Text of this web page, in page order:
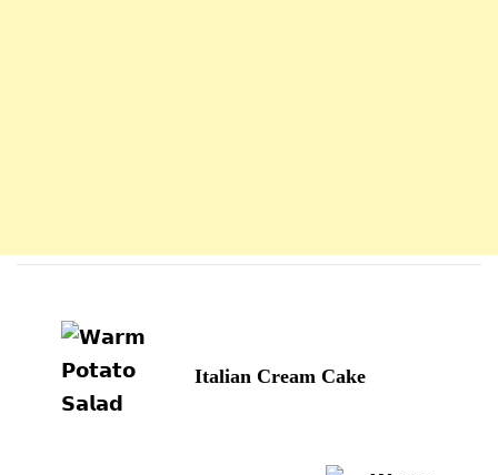
d'article
Italian Cream Cake